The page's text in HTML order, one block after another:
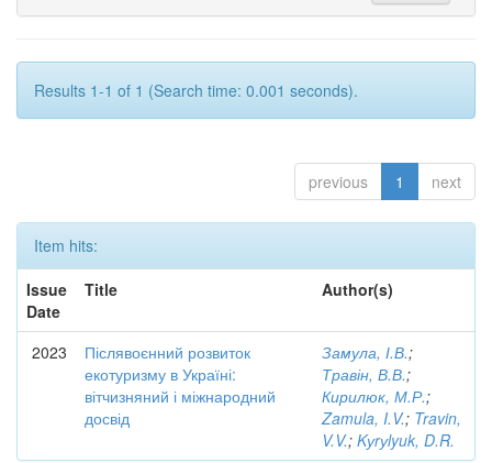
Results 1-1 of 1 (Search time: 0.001 seconds).
previous 1 next
Item hits:
Issue
Date
Title Author(s)
2023
Післявоєнний розвиток
екотуризму в Україні:
вітчизняний і міжнародний
досвід
Замула, І.В.;
Травін, В.В.;
Кирилюк, М.Р.;
Zamula, I.V.; Travin,
V.V.; Kуrуlyuk, D.R.